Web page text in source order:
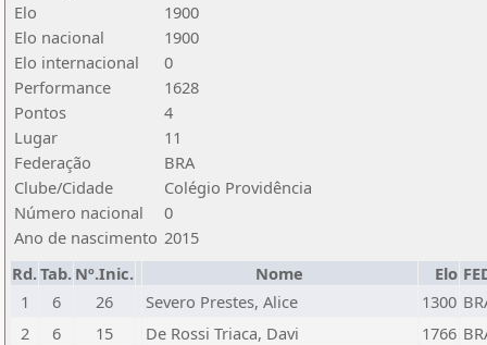
Elo
1900
Elo nacional
1900
Elo internacional
0
Performance
1628
Pontos
4
Lugar
11
Federação
BRA
Clube/Cidade
Colégio Providência
Número nacional
0
Ano de nascimento 2015
Rd.Tab. Nº.Inic. Nome Elo
1
6 26 Severo Prestes, Alice 1300
2
6 15 De Rossi Triaca, Davi 1766